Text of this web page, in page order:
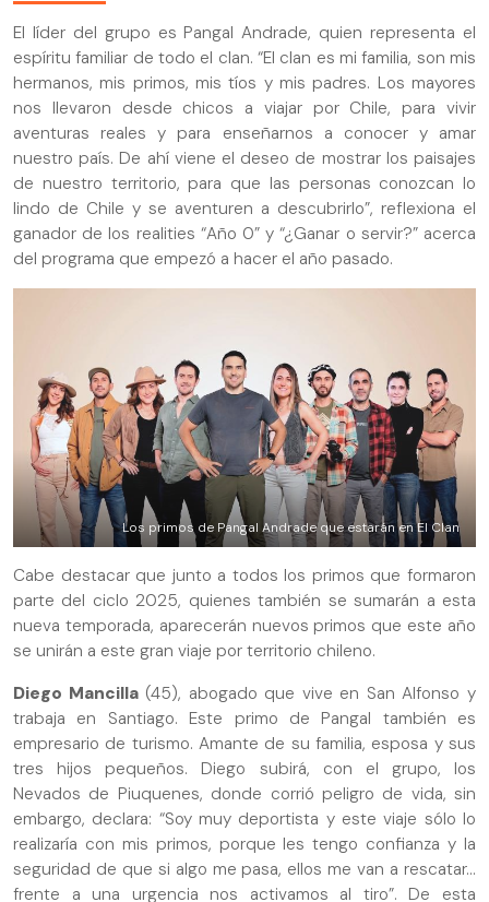
El líder del grupo es Pangal Andrade, quien representa el
espíritu familiar de todo el clan. “El clan es mi familia, son mis
hermanos, mis primos, mis tíos y mis padres. Los mayores
nos llevaron desde chicos a viajar por Chile, para vivir
aventuras reales y para enseñarnos a conocer y amar
nuestro país. De ahí viene el deseo de mostrar los paisajes
de nuestro territorio, para que las personas conozcan lo
lindo de Chile y se aventuren a descubrirlo”, reflexiona el
ganador de los realities “Año 0” y “¿Ganar o servir?” acerca
del programa que empezó a hacer el año pasado.
Los primos de Pangal Andrade que estarán en El Clan
Cabe destacar que junto a todos los primos que formaron
parte del ciclo 2025, quienes también se sumarán a esta
nueva temporada, aparecerán nuevos primos que este año
se unirán a este gran viaje por territorio chileno.
Diego Mancilla(45), abogado que vive en San Alfonso y
trabaja en Santiago. Este primo de Pangal también es
empresario de turismo. Amante de su familia, esposa y sus
tres hijos pequeños. Diego subirá, con el grupo, los
Nevados de Piuquenes, donde corrió peligro de vida, sin
embargo, declara: “Soy muy deportista y este viaje sólo lo
realizaría con mis primos, porque les tengo confianza y la
seguridad de que si algo me pasa, ellos me van a rescatar...
frente a una urgencia nos activamos al tiro”. De esta